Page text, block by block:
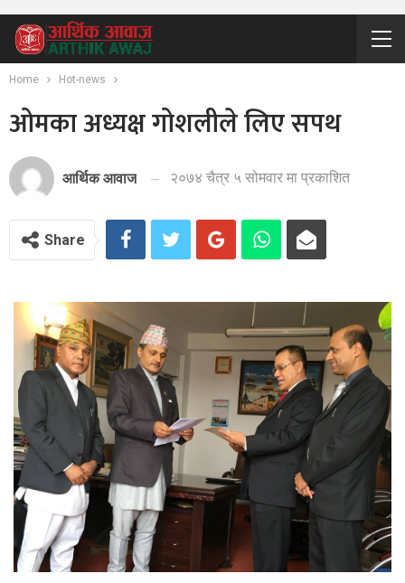
Home Hot-news
ओमका अध्यक्ष गोशलीले लिए सपथ
आर्थिक आवाज २०७४ चैत्र ५ सोमवार मा प्रकाशित
Share